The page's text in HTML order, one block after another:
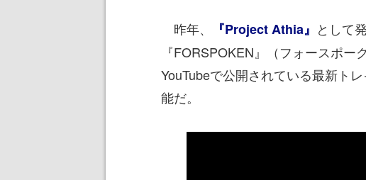
昨年、 『Project Athia』 として
『FORSPOKEN』（フォースポー
YouTubeで公開されている最新ト
能だ。